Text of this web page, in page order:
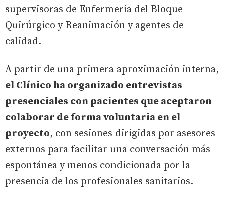
supervisoras de Enfermería del Bloque
Quirúrgico y Reanimación y agentes de
calidad.
A partir de una primera aproximación interna,
el Clínico ha organizado entrevistas
presenciales con pacientes que aceptaron
colaborar de forma voluntaria en el
proyecto, con sesiones dirigidas por asesores
externos para facilitar una conversación más
espontánea y menos condicionada por la
presencia de los profesionales sanitarios.